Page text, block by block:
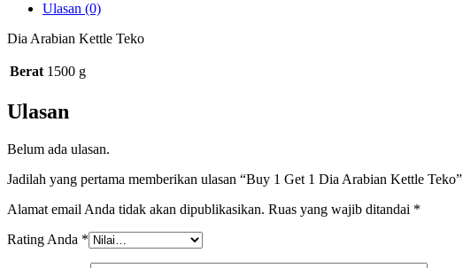
Ulasan (0)
Dia Arabian Kettle Teko
Berat 1500 g
Ulasan
Belum ada ulasan.
Jadilah yang pertama memberikan ulasan “Buy 1 Get 1 Dia Arabian Kettle Teko”
Alamat email Anda tidak akan dipublikasikan. Ruas yang wajib ditandai *
Rating Anda *